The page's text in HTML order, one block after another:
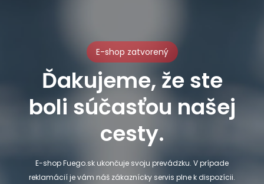
E-shop zatvorený
Ďakujeme, že ste
boli súčasťou našej
cesty.
E-shop Fuego.sk ukončuje svoju prevádzku. V prípade
reklamácií je vám náš zákaznícky servis plne k dispozícii.